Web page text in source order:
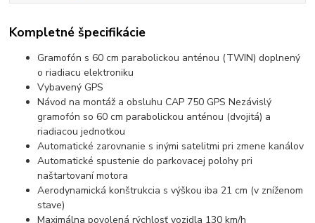
Kompletné špecifikácie
Gramofón s 60 cm parabolickou anténou (TWIN) doplnený
o riadiacu elektroniku
Vybavený GPS
Návod na montáž a obsluhu CAP 750 GPS Nezávislý
gramofón so 60 cm parabolickou anténou (dvojitá) a
riadiacou jednotkou
Automatické zarovnanie s inými satelitmi pri zmene kanálov
Automatické spustenie do parkovacej polohy pri
naštartovaní motora
Aerodynamická konštrukcia s výškou iba 21 cm (v zníženom
stave)
Maximálna povolená rýchlosť vozidla 130 km/h